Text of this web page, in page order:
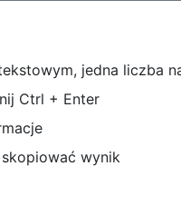
jedna liczba
Ctrl + Enter
wynik